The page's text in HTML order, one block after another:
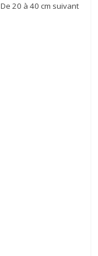
20 à 40 cm suivant